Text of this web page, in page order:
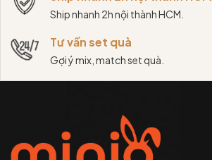
Ship nhanh 2h nội thành HCM.
Tư vấn set quà
Gợi ý mix, match set quà.